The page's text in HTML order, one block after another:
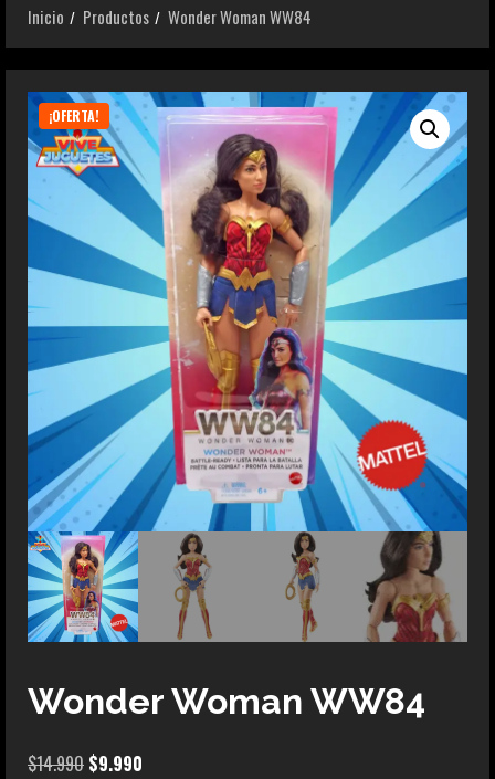
Inicio
Productos Wonder Woman WW84
¡OFERTA!
Wonder Woman WW84
$14.990 El
$9.990